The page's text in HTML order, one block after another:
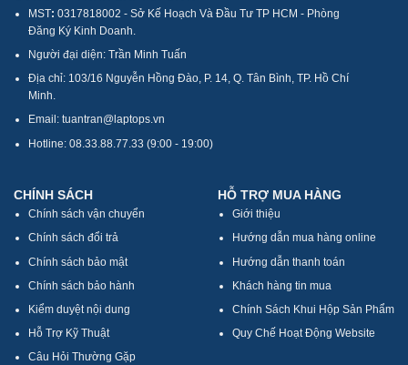
MST: 0317818002 - Sở Kế Hoạch Và Đầu Tư TP HCM - Phòng
Đăng Ký Kinh Doanh.
Người đại diện: Trần Minh Tuấn
Địa chỉ: 103/16 Nguyễn Hồng Đào, P. 14, Q. Tân Bình, TP. Hồ Chí
Minh.
Email: tuantran@laptops.vn
Hotline: 08.33.88.77.33 (9:00 - 19:00)
CHÍNH SÁCH
Chính sách vận chuyển
Chính sách đổi trả
Chính sách bảo mật
Chính sách bảo hành
Kiểm duyệt nội dung
Hỗ Trợ Kỹ Thuật
Câu Hỏi Thường Gặp
HỖ TRỢ MUA HÀNG
Giới thiệu
Hướng dẫn mua hàng online
Hướng dẫn thanh toán
Khách hàng tin mua
Chính Sách Khui Hộp Sản Phẩm
Quy Chế Hoạt Động Website